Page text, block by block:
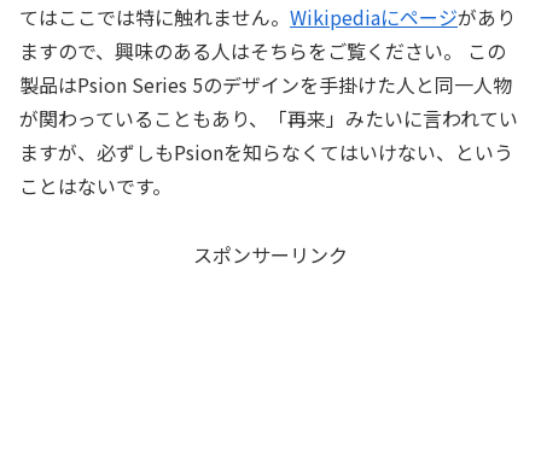
てはここでは特に触れません。 Wikipediaにページがあり
ますので、興味のある人はそちらをご覧ください。 この
製品はPsion Series 5のデザインを手掛けた人と同一人物
が関わっていることもあり、「再来」みたいに言われてい
ますが、必ずしもPsionを知らなくてはいけない、という
ことはないです。
スポンサーリンク